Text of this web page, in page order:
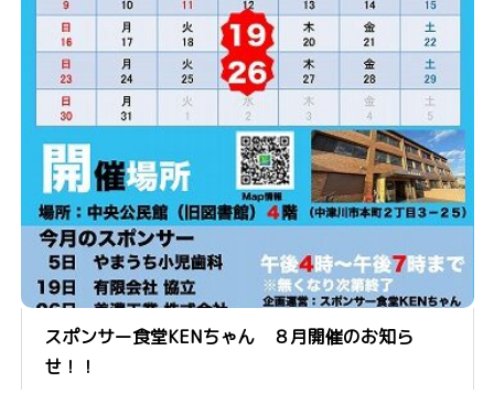
スポンサー食堂KENちゃん ８月開催のお知ら
せ！！